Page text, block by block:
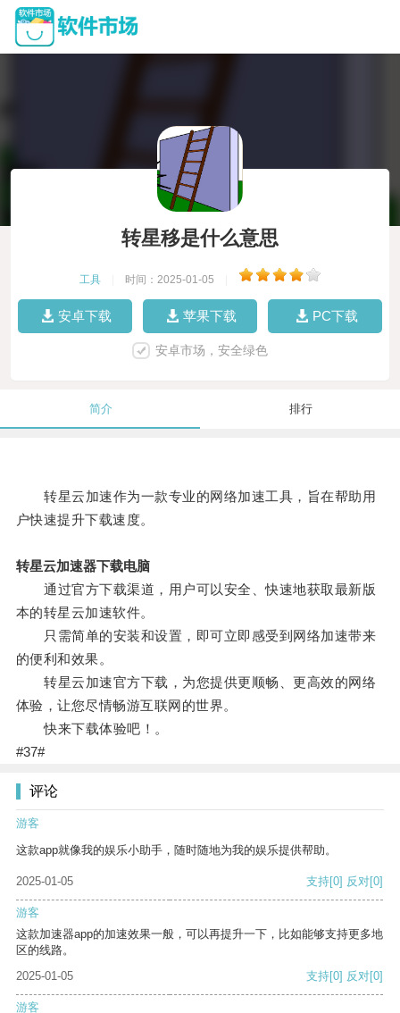
转星移是什么意思
工具 时间：2025-01-05
安卓下载 苹果下载 PC下载
安卓市场，安全绿色
简介 排行
转星云加速作为一款专业的网络加速工具，旨在帮助用
户快速提升下载速度。
转星云加速器下载电脑
通过官方下载渠道，用户可以安全、快速地获取最新版
本的转星云加速软件。
只需简单的安装和设置，即可立即感受到网络加速带来
的便利和效果。
转星云加速官方下载，为您提供更顺畅、更高效的网络
体验，让您尽情畅游互联网的世界。
快来下载体验吧！。
#37#
评论
游客
这款app就像我的娱乐小助手，随时随地为我的娱乐提供帮助。
2025-01-05 支持[0] 反对[0]
游客
这款加速器app的加速效果一般，可以再提升一下，比如能够支持更多地
区的线路。
2025-01-05
支持[0] 反对[0]
游客